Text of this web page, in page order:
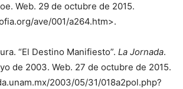
Web. 29 de octubre de 2015.
ave/001/a264.htm>.
“El Destino Manifiesto”. La Jornada.
de 2003. Web. 27 de octubre de 2015.
2003/05/31/018a2pol.php?